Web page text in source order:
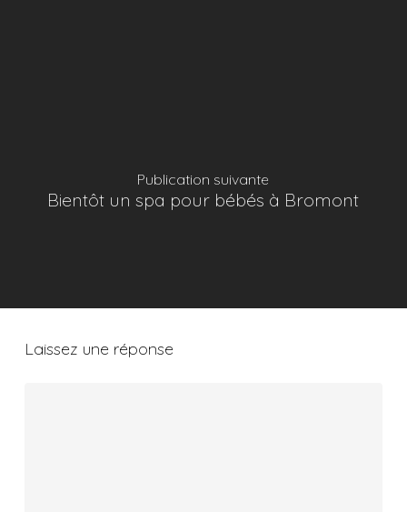
Publication suivante
Bientôt un spa pour bébés à Bromont
Laissez une réponse